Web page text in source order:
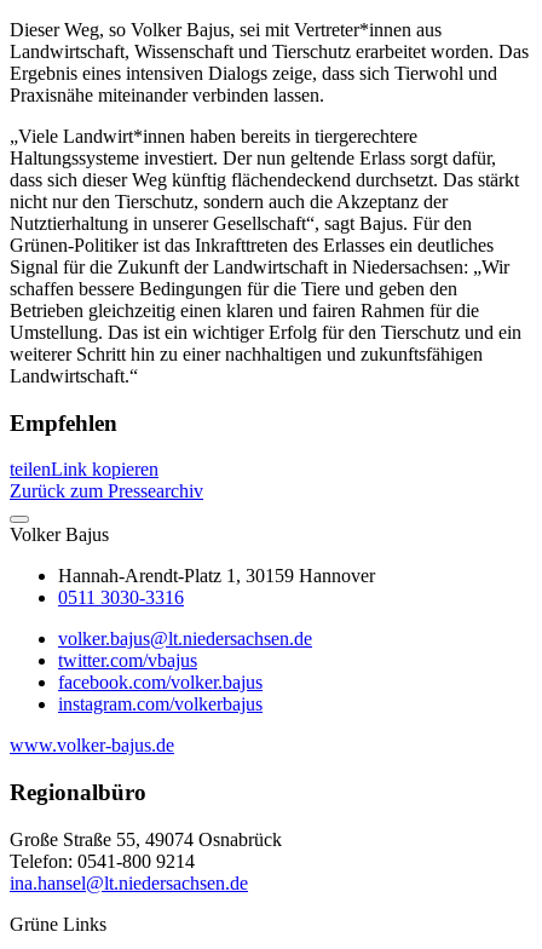
Dieser Weg, so Volker Bajus, sei mit Vertreter*innen aus
Landwirtschaft, Wissenschaft und Tierschutz erarbeitet worden. Das
Ergebnis eines intensiven Dialogs zeige, dass sich Tierwohl und
Praxisnähe miteinander verbinden lassen.
„Viele Landwirt*innen haben bereits in tiergerechtere
Haltungssysteme investiert. Der nun geltende Erlass sorgt dafür,
dass sich dieser Weg künftig flächendeckend durchsetzt. Das stärkt
nicht nur den Tierschutz, sondern auch die Akzeptanz der
Nutztierhaltung in unserer Gesellschaft“, sagt Bajus. Für den
Grünen-Politiker ist das Inkrafttreten des Erlasses ein deutliches
Signal für die Zukunft der Landwirtschaft in Niedersachsen: „Wir
schaffen bessere Bedingungen für die Tiere und geben den
Betrieben gleichzeitig einen klaren und fairen Rahmen für die
Umstellung. Das ist ein wichtiger Erfolg für den Tierschutz und ein
weiterer Schritt hin zu einer nachhaltigen und zukunftsfähigen
Landwirtschaft.“
Empfehlen
teilenLink kopieren
Zurück zum Pressearchiv
VolkerBajus
Hannah-Arendt-Platz 1, 30159 Hannover
0511 3030-3316
volker.bajus@lt.niedersachsen.de
twitter.com/vbajus
facebook.com/volker.bajus
instagram.com/volkerbajus
www.volker-bajus.de
Regionalbüro
Große Straße 55, 49074 Osnabrück
Telefon: 0541-800 9214
ina.hansel@lt.niedersachsen.de
Grüne Links